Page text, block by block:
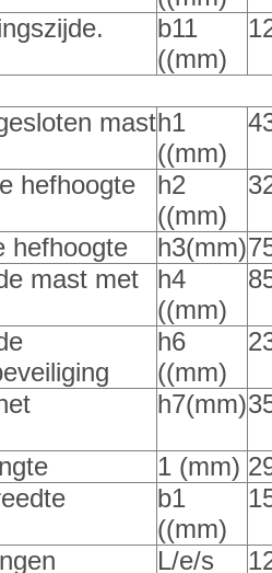
b11
((mm)
masth1
((mm)
hefhoogte
h2
((mm)
hefhoogte h3(mm)
mast met
h4
((mm)
h6
((mm)
h7(mm)
1 (mm)
b1
((mm)
L/e/s